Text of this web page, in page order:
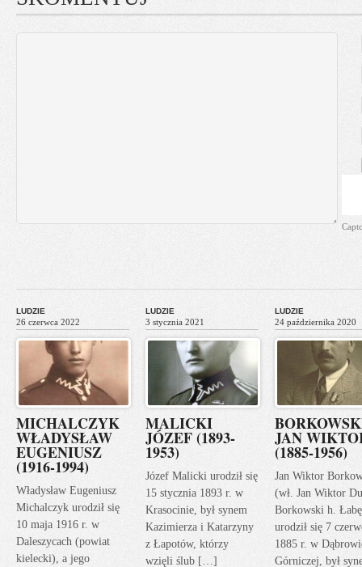
LUDZIE
26 czerwca 2022
MICHALCZYK
WŁADYSŁAW
EUGENIUSZ
(1916-1994)
Władysław Eugeniusz
Michalczyk urodził się
10 maja 1916 r. w
Daleszycach (powiat
kielecki), a jego
LUDZIE
3 stycznia 2021
MALICKI
JÓZEF (1893-
1953)
Józef Malicki urodził się
15 stycznia 1893 r. w
Krasocinie, był synem
Kazimierza i Katarzyny
z Łapotów, którzy
wzięli ślub […]
LUDZIE
24 października 2020
JAN
(1885-1956)
Jan Wiktor
(wł. Jan Wiktor
Borkowski h.
urodził się 7
1885 r. w
Górniczej, był